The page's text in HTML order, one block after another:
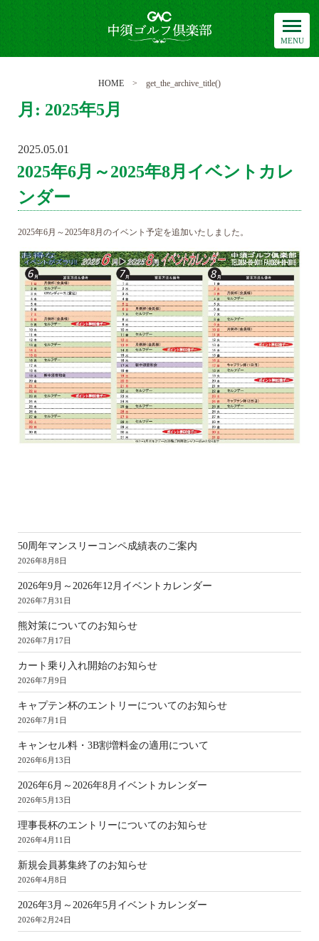
中須ゴルフ倶楽部
HOME > get_the_archive_title()
月: 2025年5月
POSTED
2025.05.01
2025年6月～2025年8月イベントカレ
ンダー
2025年6月～2025年8月のイベント予定を追加いたしました。
50周年マンスリーコンペ成績表のご案内
2026年8月8日
2026年9月～2026年12月イベントカレンダー
2026年7月31日
熊対策についてのお知らせ
2026年7月17日
カート乗り入れ開始のお知らせ
2026年7月9日
キャプテン杯のエントリーについてのお知らせ
2026年7月1日
キャンセル料・3B割増料金の適用について
2026年6月13日
2026年6月～2026年8月イベントカレンダー
2026年5月13日
理事長杯のエントリーについてのお知らせ
2026年4月11日
新規会員募集終了のお知らせ
2026年4月8日
2026年3月～2026年5月イベントカレンダー
2026年2月24日